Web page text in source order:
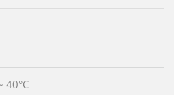
40°C